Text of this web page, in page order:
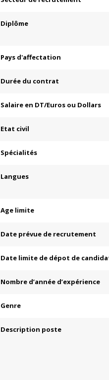
Diplôme
Pays d'affectation
Durée du contrat
Salaire en DT/Euros ou Dollars
Etat civil
Spécialités
Langues
Age limite
Date prévue de recrutement
Date limite de dépot de
Nombre d’année d’expérience
Genre
Description poste